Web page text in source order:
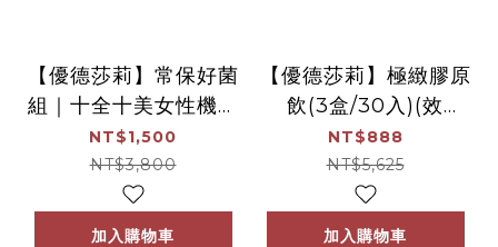
【優德莎莉】常保好菌
組｜十全十美女性機能
益生菌(30包/盒) + 保
衛君(30包/盒)
NT$1,500
NT$3,800
加入購物車
【優德莎莉】極緻膠原
飲(3盒/30入)(效
期:2026.11.06)
NT$888
NT$5,625
加入購物車